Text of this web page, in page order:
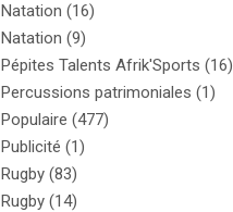
Natation (16)
Natation (9)
Pépites Talents Afrik'Sports (16)
Percussions patrimoniales (1)
Populaire (477)
Publicité (1)
Rugby (83)
Rugby (14)